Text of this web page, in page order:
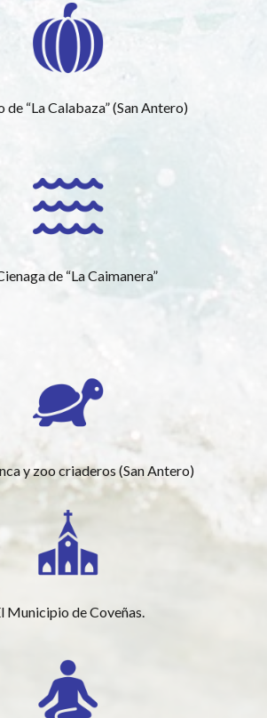
de “La Calabaza” (San Antero)
de “La Caimanera”
y zoo criaderos (San Antero)
Municipio de Coveñas.